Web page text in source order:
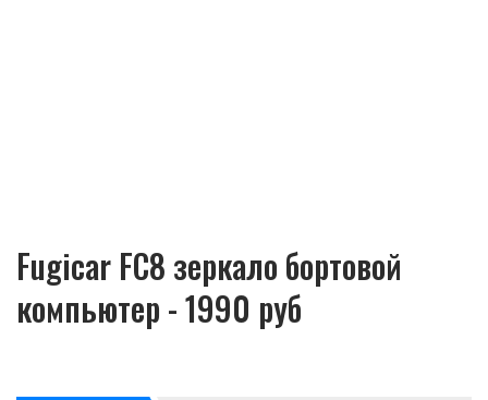
Fugicar FC8 зеркало бортовой
компьютер - 1990 руб